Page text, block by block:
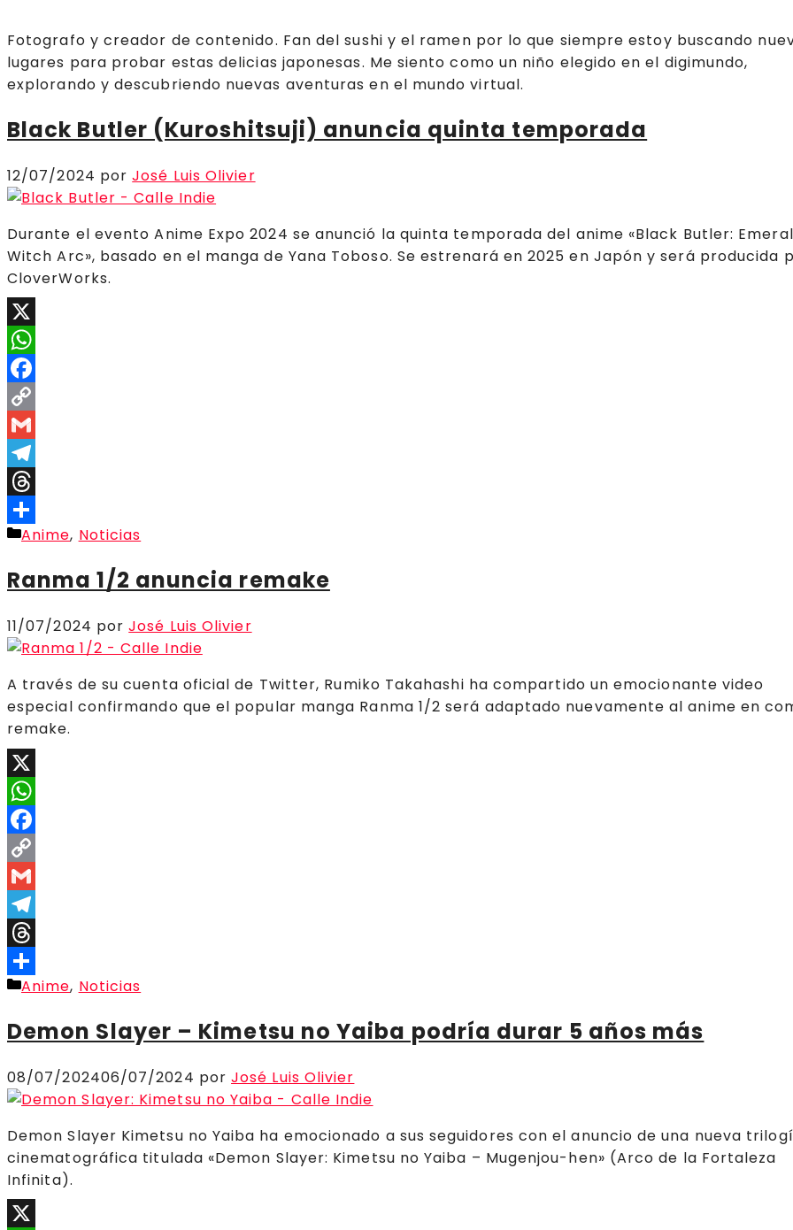
Fotografo y creador de contenido. Fan del sushi y el ramen por lo que siempre estoy buscando
lugares para probar estas delicias japonesas. Me siento como un niño elegido en el digimundo,
explorando y descubriendo nuevas aventuras en el mundo virtual.
Black Butler (Kuroshitsuji) anuncia quinta temporada
12/07/2024 porJosé Luis Olivier
Durante el evento Anime Expo 2024 se anunció la quinta temporada del anime «Black Butler:
Witch Arc», basado en el manga de Yana Toboso. Se estrenará en 2025 en Japón y será producida
CloverWorks.
X
WhatsApp
Facebook
Copy
Link
Gmail
Telegram
Threads
Compartir
Categorías
Anime, Noticias
Ranma 1/2 anuncia remake
11/07/2024 porJosé Luis Olivier
A través de su cuenta oficial de Twitter, Rumiko Takahashi ha compartido un emocionante video
especial confirmando que el popular manga Ranma 1/2 será adaptado nuevamente al anime en
remake.
X
WhatsApp
Facebook
Copy
Link
Gmail
Telegram
Threads
Compartir
Categorías
Anime, Noticias
Demon Slayer – Kimetsu no Yaiba podría durar 5 años más
08/07/202406/07/2024 porJosé Luis Olivier
Demon Slayer Kimetsu no Yaiba ha emocionado a sus seguidores con el anuncio de una nueva
cinematográfica titulada «Demon Slayer: Kimetsu no Yaiba – Mugenjou-hen» (Arco de la Fortaleza
Infinita).